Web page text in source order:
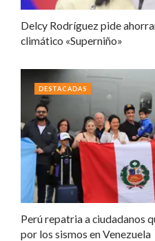
Delcy Rodríguez pide
climático «Superniño»
Perú repatria a ciudadanos
por los sismos en Venezuela
DESTACADAS